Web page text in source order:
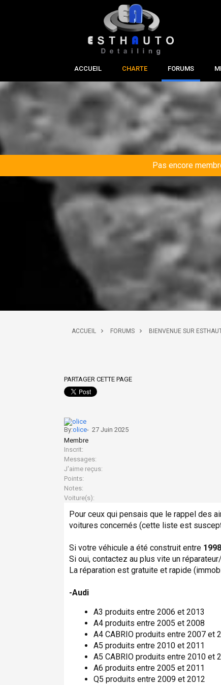
ACCUEIL FORUMS BIENVENUE SUR
PARTAGER CETTE PAGE
By:olice- 27 Juin 2025
Membre
Inscrit:
Messages:
J'aime reçus:
Points:
Notes:
Voiture(s):
Pour ceux qui pensais que le rappel des
voitures concernés (cette liste est
Si votre véhicule a été construit entre
Si oui, contactez au plus vite un
La réparation est gratuite et rapide
-Audi
A3 produits entre 2006 et 2013
A4 produits entre 2005 et 2008
A4 CABRIO produits entre 2007 et
A5 produits entre 2010 et 2011
A5 CABRIO produits entre 2010 et
A6 produits entre 2005 et 2011
Q5 produits entre 2009 et 2012
ACCUEIL CHARTE FORUMS
Pas encore